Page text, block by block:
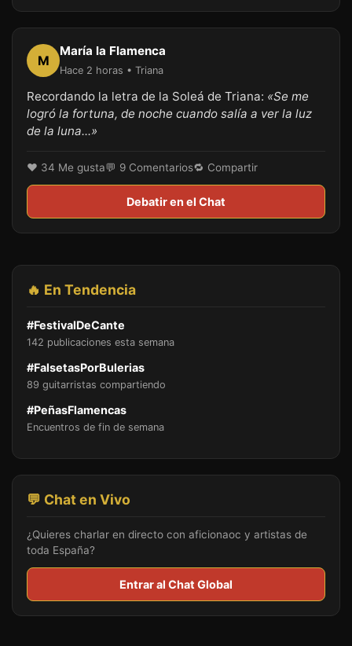
M
María la Flamenca
Hace 2 horas • Triana
Recordando la letra de la Soleá de Triana: «Se me
logró la fortuna, de noche cuando salía a ver la luz
de la luna...»
❤️ 34 Me gusta💬 9 Comentarios🔁 Compartir
Debatir en el Chat
🔥 En Tendencia
#FestivalDeCante
142 publicaciones esta semana
#FalsetasPorBulerias
89 guitarristas compartiendo
#PeñasFlamencas
Encuentros de fin de semana
💬 Chat en Vivo
¿Quieres charlar en directo con aficionaoc y artistas de
toda España?
Entrar al Chat Global